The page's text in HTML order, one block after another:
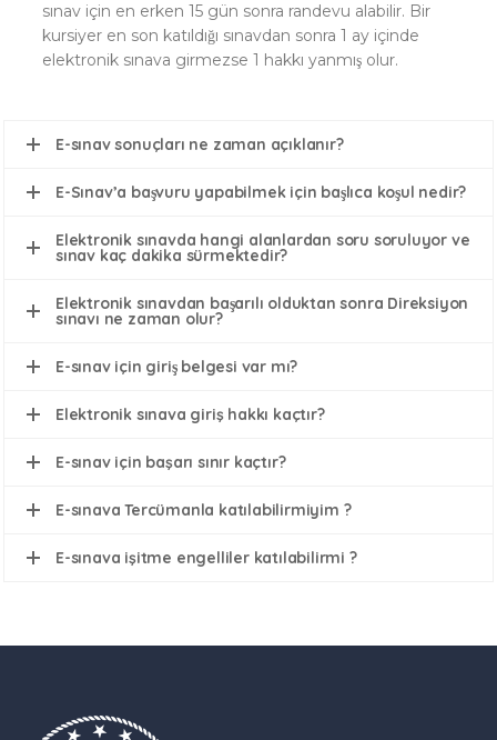
sınav için en erken 15 gün sonra randevu alabilir. Bir
kursiyer en son katıldığı sınavdan sonra 1 ay içinde
elektronik sınava girmezse 1 hakkı yanmış olur.
E-sınav sonuçları ne zaman açıklanır?
E-Sınav’a başvuru yapabilmek için başlıca koşul nedir?
Elektronik sınavda hangi alanlardan soru soruluyor ve
sınav kaç dakika sürmektedir?
Elektronik sınavdan başarılı olduktan sonra Direksiyon
sınavı ne zaman olur?
E-sınav için giriş belgesi var mı?
Elektronik sınava giriş hakkı kaçtır?
E-sınav için başarı sınır kaçtır?
E-sınava Tercümanla katılabilirmiyim ?
E-sınava işitme engelliler katılabilirmi ?